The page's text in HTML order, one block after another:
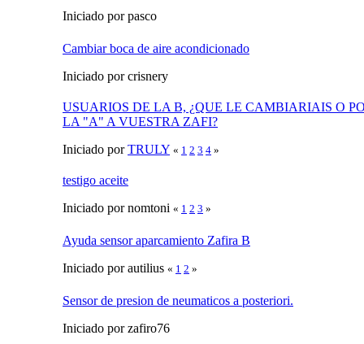
Iniciado por pasco
Cambiar boca de aire acondicionado
Iniciado por crisnery
USUARIOS DE LA B, ¿QUE LE CAMBIARIAIS O
LA "A" A VUESTRA ZAFI?
Iniciado porTRULY « 1 2 3 4 »
testigo aceite
Iniciado por nomtoni « 1 2 3 »
Ayuda sensor aparcamiento Zafira B
Iniciado por autilius « 1 2 »
Sensor de presion de neumaticos a posteriori.
Iniciado por zafiro76